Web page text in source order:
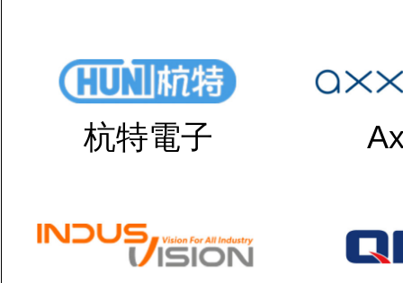
杭特電子